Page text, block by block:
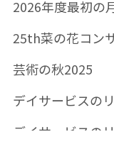
25th菜の花コン
芸術の秋2025
デイサービスの